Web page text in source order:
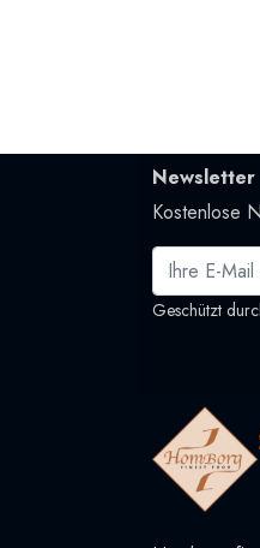
Newsletter
Kostenlose
Geschützt